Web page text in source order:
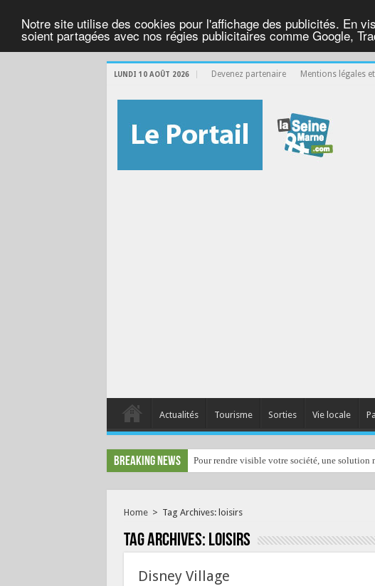
Notre site utilise des cookies pour l'affichage des publicités. En
soient partagées avec nos régies publicitaires comme Google,
LUNDI 10 AOÛT 2026 Devenez partenaire Mentions légales
Actualités Tourisme Sorties Vie locale
Breaking News Pour rendre visible votre société, une solution
Home > Tag Archives: loisirs
Tag Archives: loisirs
Disney Village